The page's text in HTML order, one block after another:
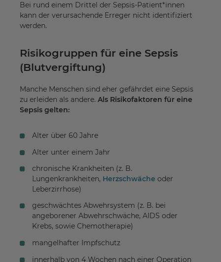
Bei rund einem Drittel der Sepsis-Patient*innen
kann der verursachende Erreger nicht identifiziert
werden.
Risikogruppen für eine Sepsis
(Blutvergiftung)
Manche Menschen sind eher gefährdet eine Sepsis
zu erleiden als andere. Als Risikofaktoren für eine
Sepsis gelten:
Alter über 60 Jahre
Alter unter einem Jahr
chronische Krankheiten (z. B.
Lungenkrankheiten, Herzschwäche oder
Leberzirrhose)
geschwächtes Abwehrsystem (z. B. bei
angeborener Abwehrschwäche, AIDS oder
Krebs, sowie Chemotherapie)
mangelhafter Impfschutz
innerhalb von 4 Wochen nach einer Operation